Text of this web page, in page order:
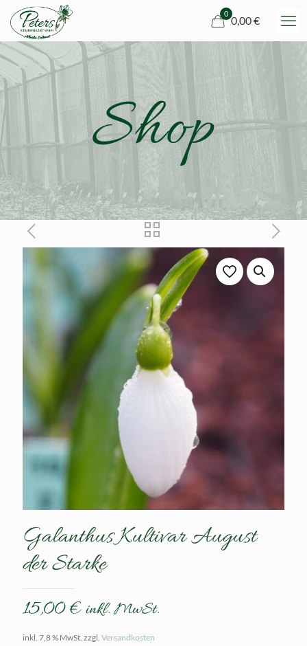
0
0,00 €
Shop
Galanthus Kultivar August
der Starke
15,00€ inkl. MwSt.
inkl. 7,8 % MwSt. zzgl. Versandkosten